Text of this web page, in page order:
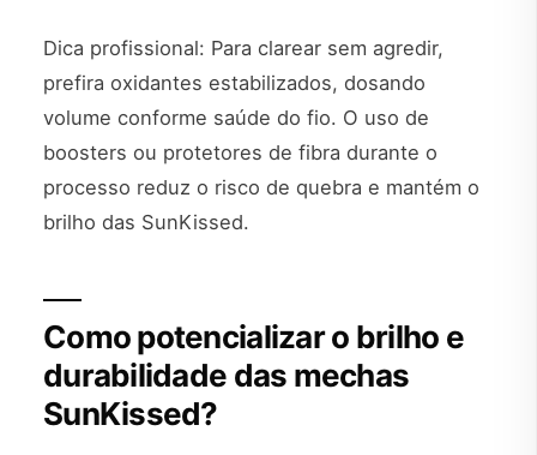
Dica profissional: Para clarear sem agredir,
prefira oxidantes estabilizados, dosando
volume conforme saúde do fio. O uso de
boosters ou protetores de fibra durante o
processo reduz o risco de quebra e mantém o
brilho das SunKissed.
Como potencializar o brilho e
durabilidade das mechas
SunKissed?